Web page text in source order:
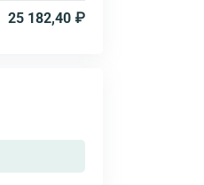
25 182,40 ₽